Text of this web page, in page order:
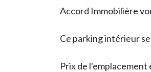
Accord Immobilière
Ce parking intérieur
Prix de l'emplacement